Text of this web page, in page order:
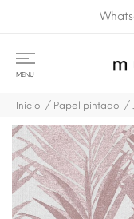
MENU
Inicio Papel pintado